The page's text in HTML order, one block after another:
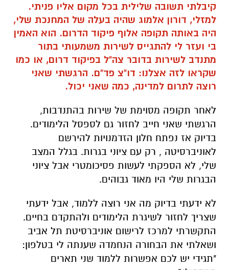
קיבלתי תשובה שלילית בכל מקום אליו פניתי.
למזלי, דורון אלמוג שהיה בעלה של המחנכת שלי,
היה באותה תקופה אלוף פיקוד הדרום. הוא האמין
בי ועזר לי להתגייס לשירות משמעותי בתור
מתנדב לשירות בדובר צה"ל בפיקוד דרום, או כמו
שקראו לזה אצלנו: דו"צ פד"ם. הרגשתי שאני
רוצה לתרום למדינה, כמה שאני יכול.
לאחר תקופה מסוימת של שירות בהתנדבות,
הרגשתי שאני חייב לחזור גם לספסל הלימודים.
בדיוק אז נפתח חלון הזדמנויות להירשם
לאוניברסיטה , רק עם ציוני בגרות. בגלל המצב
שלי, לא הספקתי לעשות פסיכומטרי אבל ציוני
הבגרות שלי היו מאוד גבוהים.
לא ידעתי בדיוק מה אני רוצה ללמוד, אבל ידעתי
שצריך לחזור לשיגרת הלימודים ולהתקדם בחיים.
התקשרתי למרכז לרישום אוניברסיטת תל אביב
ושאלתי את הבחורה הנחמדה שענתה לי בטלפון:
"תגידי יש לכם אפשרות ללמוד שני תארים